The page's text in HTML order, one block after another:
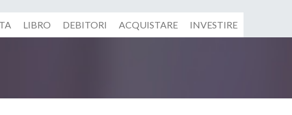
LIBRO DEBITORI ACQUISTARE INVESTIRE